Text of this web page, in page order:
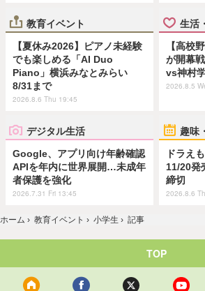
教育イベント
【夏休み2026】ピアノ未経験
でも楽しめる「AI Duo
Piano」横浜みなとみらい
8/31まで
2026.8.6 Thu 19:45
生活
【高校
が開幕
vs神村
2026.8.5
デジタル生活
Google、アプリ向け年齢確認
APIを年内に世界展開…未成年
者保護を強化
2026.7.31 Fri 13:45
趣味
ドラえ
11/20発
締切
2026.8.6
ホーム › 教育イベント › 小学生 › 記事
TOP